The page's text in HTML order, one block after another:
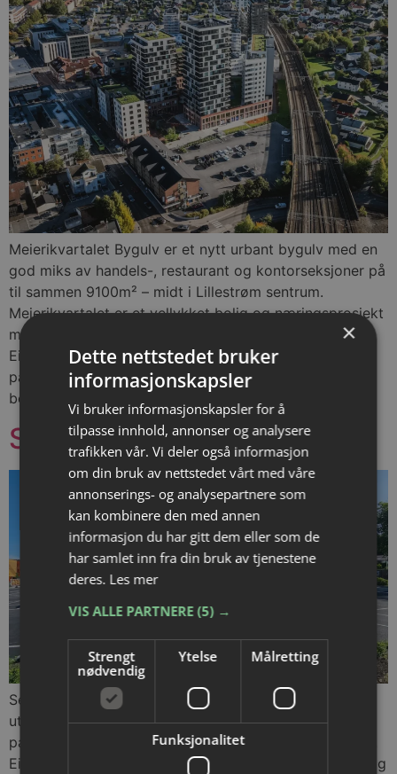
Meierikvartalet Bygulv er et nytt urbant bygulv med en
god miks av handels-, restaurant og kontorseksjoner på
til sammen 9100m² – midt i Lillestrøm sentrum.
Meierikvartalet er et vellykket bolig og næringsprosjekt
med 378 solgte leiligheter utvikletav Stor-Oslo
Eiendom. Det er 29 tilgjengelige parkeringsplasser i
parkeringskjeller på vanlig avgiftsbetaling for
besøkende. Det er i tillegg […]
Skårersletta 80, Lørenskog
Sentral eiendom på 3716m² og tomt på 8324m². I dag
utleid til dagligvare og næring/kontorer. God
parkeringsdekning beliggende ved Triaden storssenter.
Eiendommen ligger i et utviklingsområdet for boliger og
×
Dette nettstedet bruker
informasjonskapsler
Vi bruker informasjonskapsler for å
tilpasse innhold, annonser og analysere
trafikken vår. Vi deler også informasjon
om din bruk av nettstedet vårt med våre
annonserings- og analysepartnere som
kan kombinere den med annen
informasjon du har gitt dem eller som de
har samlet inn fra din bruk av tjenestene
deres. Les mer
VIS ALLE PARTNERE(5) →
Strengt
nødvendig
Ytelse Målretting
Funksjonalitet